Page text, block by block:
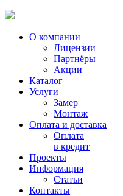
О компании
Лицензии
Партнёры
Акции
Каталог
Услуги
Замер
Монтаж
Оплата и доставка
Оплата
в кредит
Проекты
Информация
Статьи
Контакты